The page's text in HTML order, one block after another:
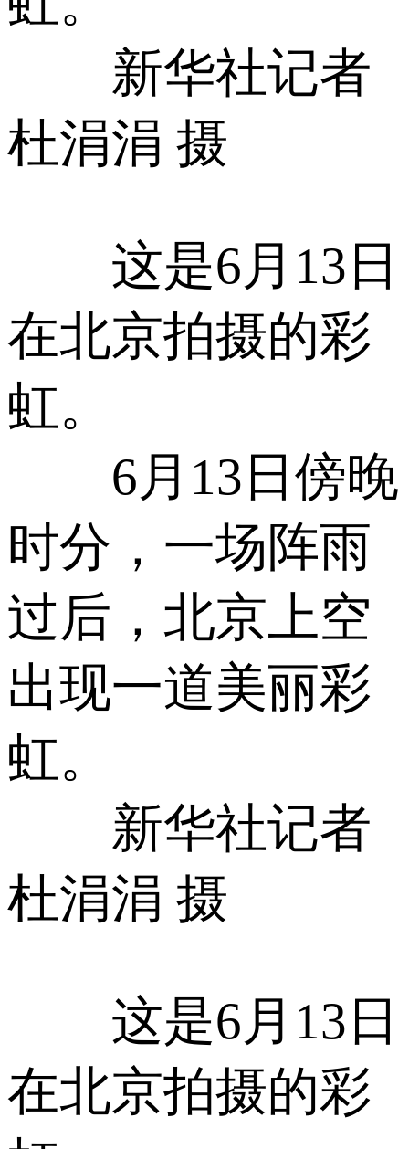
新华社记者
杜涓涓 摄
这是6月13日
在北京拍摄的彩
虹。
6月13日傍晚
时分，一场阵雨
过后，北京上空
出现一道美丽彩
虹。
新华社记者
杜涓涓 摄
这是6月13日
在北京拍摄的彩